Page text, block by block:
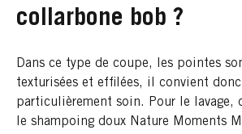
collarbone bob ?
Dans ce type de coupe, les pointes
texturisées et effilées, il convient donc
particulièrement soin. Pour le lavage,
le shampoing doux Nature Moments